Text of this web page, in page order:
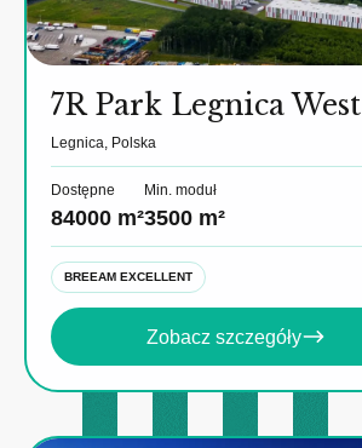
7R Park Legnica West
Legnica, Polska
Dostępne
84000 m²
Min. moduł
3500 m²
BREEAM EXCELLENT
Zobacz szczegóły